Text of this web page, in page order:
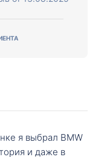
я выбрал BMW
и даже в